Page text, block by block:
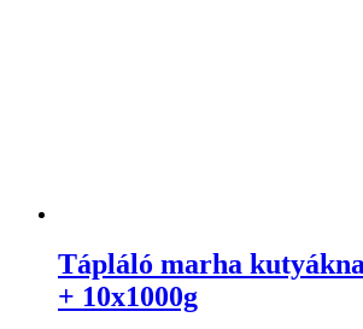
Tápláló marha
+ 10x1000g